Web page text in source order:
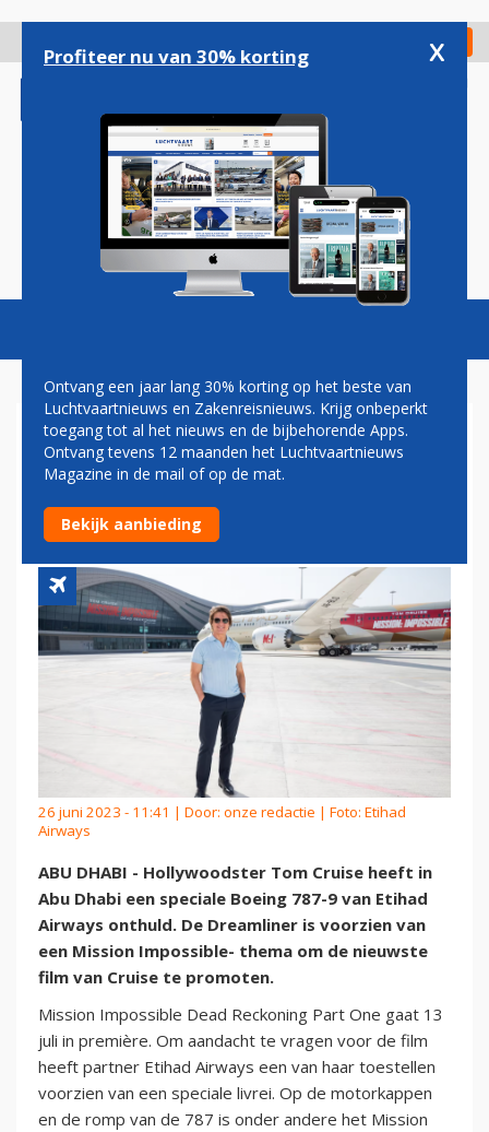
gaan
Check in
Magazine Podcasts Vacatures
TOM CRUISE ONTHULT
SPECIAAL MISSION
IMPOSSIBLE-VLIEGTUIG
26 juni 2023 - 11:41 | Door: onze redactie | Foto: Etihad
Airways
ABU DHABI - Hollywoodster Tom Cruise heeft in
Abu Dhabi een speciale Boeing 787-9 van Etihad
Airways onthuld. De Dreamliner is voorzien van
een Mission Impossible- thema om de nieuwste
film van Cruise te promoten.
Mission Impossible Dead Reckoning Part One gaat 13
juli in première. Om aandacht te vragen voor de film
heeft partner Etihad Airways een van haar toestellen
voorzien van een speciale livrei. Op de motorkappen
en de romp van de 787 is onder andere het Mission
Profiteer nu van 30% korting x
Ontvang een jaar lang 30% korting op het beste van
Luchtvaartnieuws en Zakenreisnieuws. Krijg onbeperkt
toegang tot al het nieuws en de bijbehorende Apps.
Ontvang tevens 12 maanden het Luchtvaartnieuws
Magazine in de mail of op de mat.
Bekijk aanbieding